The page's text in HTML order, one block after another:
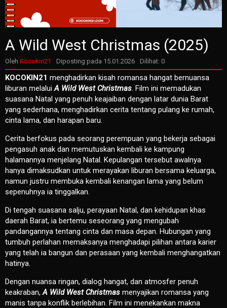
A Wild West Christmas (2025)
Oleh Kocokin21 Diposting pada 15.01.2026 Dilihat: 0
KOCOKIN21 menghadirkan kisah romansa hangat bernuansa
liburan melaluiA Wild West Christmas. Film ini memadukan
suasana Natal yang penuh keajaiban dengan latar dunia Barat
yang sederhana, menghadirkan cerita tentang pulang ke rumah,
cinta lama, dan harapan baru.
Cerita berfokus pada seorang perempuan yang bekerja sebagai
pengasuh anak dan memutuskan kembali ke kampung
halamannya menjelang Natal. Kepulangan tersebut awalnya
hanya dimaksudkan untuk merayakan liburan bersama keluarga,
namun justru membuka kembali kenangan lama yang belum
sepenuhnya ia tinggalkan.
Di tengah suasana salju, perayaan Natal, dan kehidupan khas
daerah Barat, ia bertemu seseorang yang mengubah
pandangannya tentang cinta dan masa depan. Hubungan yang
tumbuh perlahan memaksanya menghadapi pilihan antara karier
yang telah ia bangun dan perasaan yang kembali menghangatkan
hatinya.
Dengan nuansa ringan, dialog hangat, dan atmosfer penuh
keakraban,A Wild West Christmas menyajikan romansa yang
manis tanpa konflik berlebihan. Film ini menekankan makna